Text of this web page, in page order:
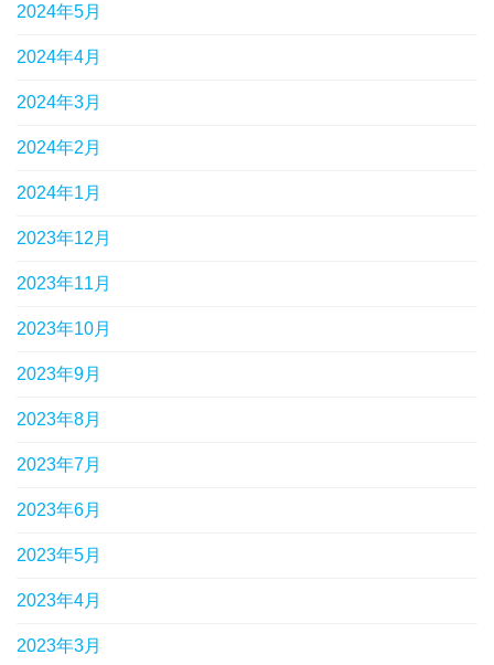
2024年5月
2024年4月
2024年3月
2024年2月
2024年1月
2023年12月
2023年11月
2023年10月
2023年9月
2023年8月
2023年7月
2023年6月
2023年5月
2023年4月
2023年3月